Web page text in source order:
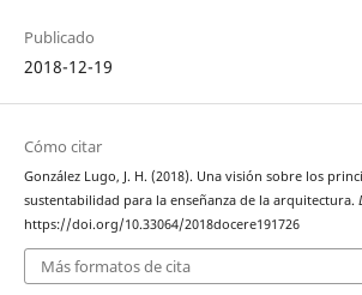
Publicado
2018-12-19
Cómo citar
González Lugo, J. H. (2018). Una visión sobre los
sustentabilidad para la enseñanza de la arquitectura.
https://doi.org/10.33064/2018docere191726
Más formatos de cita